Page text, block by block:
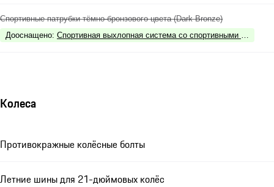
Спортивные патрубки тёмно-бронзового цвета (Dark Bronze)
Дооснащено: Спортивная выхлопная система со спортивными
Колеса
Противокражные колёсные болты
Летние шины для 21-дюймовых колёс